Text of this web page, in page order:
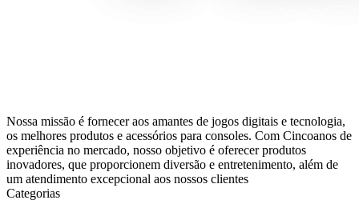
Nossa missão é fornecer aos amantes de jogos digitais e tecnologia,
os melhores produtos e acessórios para consoles. Com Cincoanos de
experiência no mercado, nosso objetivo é oferecer produtos
inovadores, que proporcionem diversão e entretenimento, além de
um atendimento excepcional aos nossos clientes
Categorias